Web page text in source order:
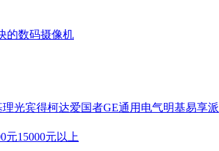
的数码摄像机
理光宾得柯达爱国者GE通用电气明基易享派
元15000元以上